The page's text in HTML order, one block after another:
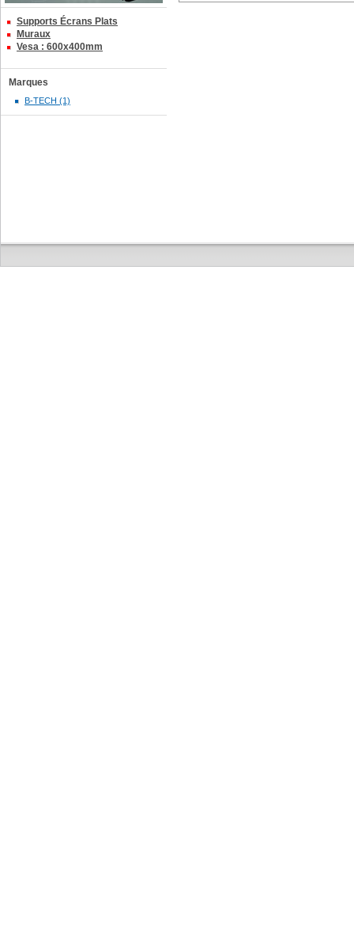
Supports Écrans Plats
Muraux
Vesa : 600x400mm
Marques
B-TECH (1)